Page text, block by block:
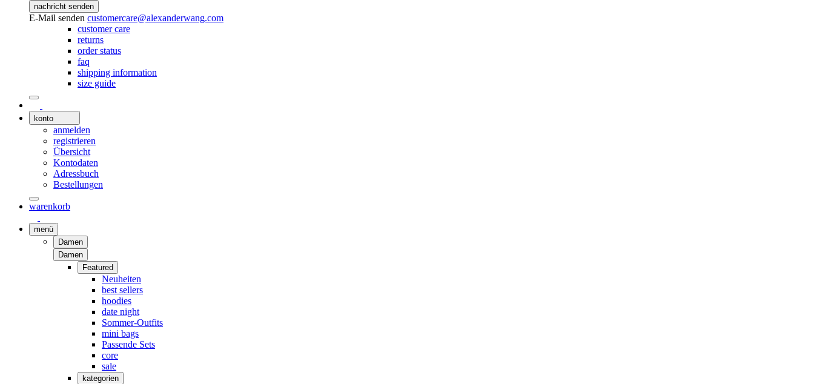
nachricht senden
E-Mail senden customercare@alexanderwang.com
customer care
returns
order status
faq
shipping information
size guide
konto
anmelden
registrieren
Übersicht
Kontodaten
Adressbuch
Bestellungen
warenkorb
menü
Damen
Damen
Featured
Neuheiten
best sellers
hoodies
date night
Sommer-Outfits
mini bags
Passende Sets
core
sale
kategorien